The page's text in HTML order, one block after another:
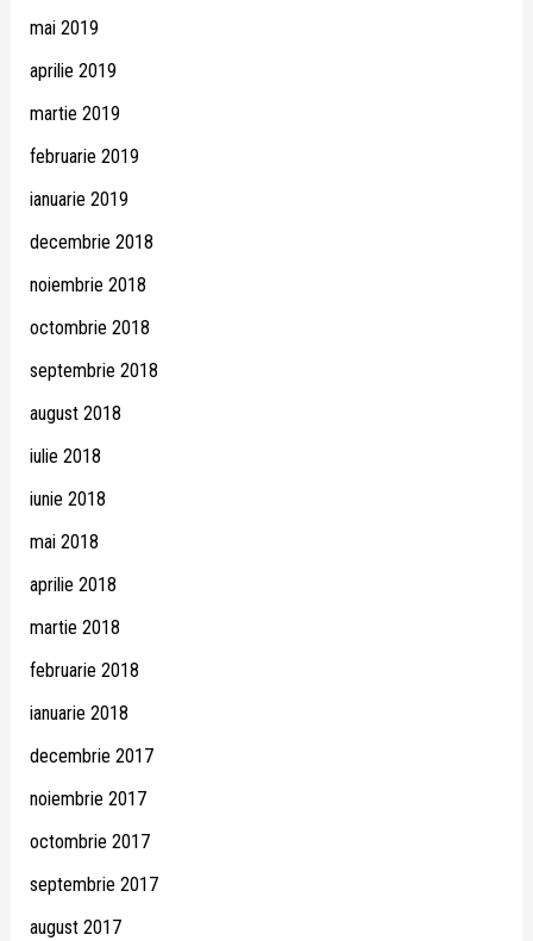
mai 2019
aprilie 2019
martie 2019
februarie 2019
ianuarie 2019
decembrie 2018
noiembrie 2018
octombrie 2018
septembrie 2018
august 2018
iulie 2018
iunie 2018
mai 2018
aprilie 2018
martie 2018
februarie 2018
ianuarie 2018
decembrie 2017
noiembrie 2017
octombrie 2017
septembrie 2017
august 2017